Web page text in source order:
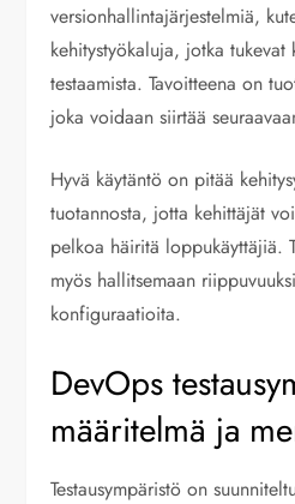
versionhallintajärjestelmiä,
kehitystyökaluja, jotka
testaamista. Tavoitteena on
joka voidaan siirtää
Hyvä käytäntö on pitää
tuotannosta, jotta kehittäjät
pelkoa häiritä loppukäyttäjiä.
myös hallitsemaan
konfiguraatioita.
DevOps
määritelmä ja
Testausympäristö on